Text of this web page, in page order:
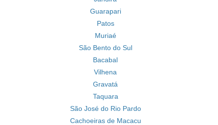
Guarapari
Patos
Muriaé
São Bento do Sul
Bacabal
Vilhena
Gravatá
Taquara
São José do Rio Pardo
Cachoeiras de Macacu